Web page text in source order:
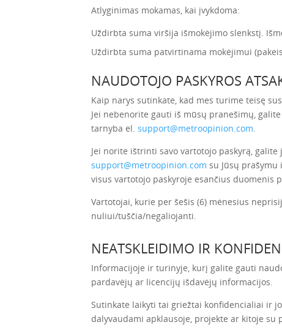
Atlyginimas mokamas, kai įvykdoma:
Uždirbta suma viršija išmokėjimo slenkstį.
Uždirbta suma patvirtinama mokėjimui
NAUDOTOJO PASKYROS
Kaip narys sutinkate, kad mes turime teisę
Jei nebenorite gauti iš mūsų pranešimų,
tarnyba el.support@metroopinion.com.
Jei norite ištrinti savo vartotojo paskyrą,
support@metroopinion.com su Jūsų
visus vartotojo paskyroje esančius
Vartotojai, kurie per šešis (6) mėnesius
nuliui/tuščia/negaliojanti.
NEATSKLEIDIMO IR
Informacijoje ir turinyje, kurį galite gauti
pardavėjų ar licencijų išdavėjų informacijos.
Sutinkate laikyti tai griežtai konfidencialiai ir
dalyvaudami apklausoje, projekte ar kitoje